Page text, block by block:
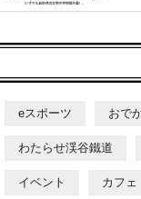
eスポーツ おで
わたらせ渓谷鐵道
イベント カフェ